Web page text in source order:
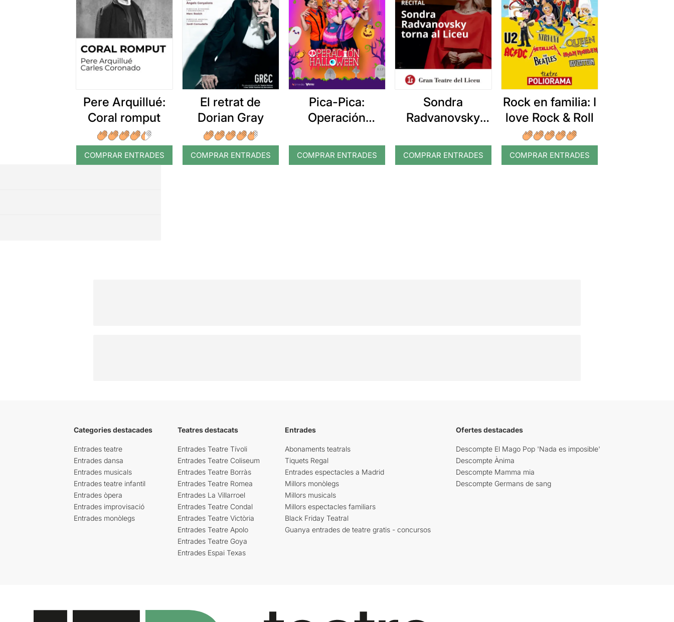
Pere Arquillué:
Coral romput
COMPRAR ENTRADES
El retrat de
Dorian Gray
COMPRAR ENTRADES
Pica-Pica:
Operación
COMPRAR ENTRADES
Sondra
Radvanovsky
COMPRAR ENTRADES
Rock en familia: I
love Rock & Roll
COMPRAR ENTRADES
Categories destacades
Entrades teatre
Entrades dansa
Entrades musicals
Entrades teatre infantil
Entrades òpera
Entrades improvisació
Entrades monòlegs
Teatres destacats
Entrades Teatre Tívoli
Entrades Teatre Coliseum
Entrades Teatre Borràs
Entrades Teatre Romea
Entrades La Villarroel
Entrades Teatre Condal
Entrades Teatre Victòria
Entrades Teatre Apolo
Entrades Teatre Goya
Entrades Espai Texas
Entrades
Abonaments teatrals
Tiquets Regal
Entrades espectacles a Madrid
Millors monòlegs
Millors musicals
Millors espectacles familiars
Black Friday Teatral
Guanya entrades de teatre gratis - concursos
Ofertes destacades
Descompte El Mago Pop 'Nada es imposible'
Descompte Ànima
Descompte Mamma mia
Descompte Germans de sang